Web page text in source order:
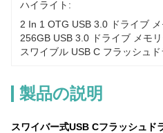
ハイライト:
2 In 1 OTG USB 3.0 ドライブ
256GB USB 3.0 ドライブ メモ
スワイブル USB C フラッシュ
製品の説明
スワイバー式USB Cフラッシュ